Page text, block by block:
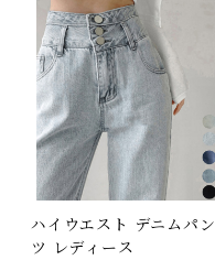
ハイウエスト デニムパン
ツ レディース